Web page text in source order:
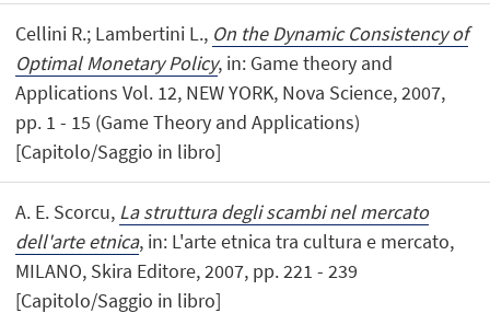
Cellini R.; Lambertini L., On the Dynamic Consistency of
Optimal Monetary Policy, in: Game theory and
Applications Vol. 12, NEW YORK, Nova Science, 2007,
pp. 1 - 15 (Game Theory and Applications)
[Capitolo/Saggio in libro]
A. E. Scorcu, La struttura degli scambi nel mercato
dell'arte etnica, in: L'arte etnica tra cultura e mercato,
MILANO, Skira Editore, 2007, pp. 221 - 239
[Capitolo/Saggio in libro]